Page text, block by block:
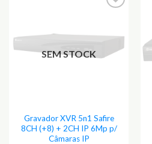
SEM STOCK
Gravador XVR 5n1 Safire
8CH (+8) + 2CH IP 6Mp p/
Câmaras IP